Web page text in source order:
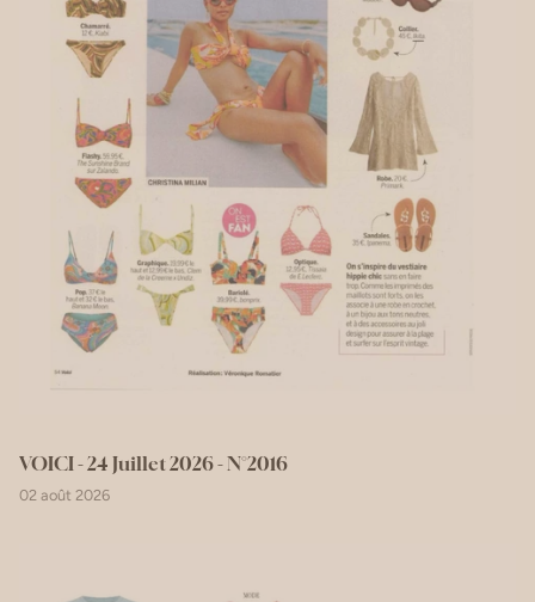
VOICI - 24 Juillet 2026 - N°2016
02 août 2026